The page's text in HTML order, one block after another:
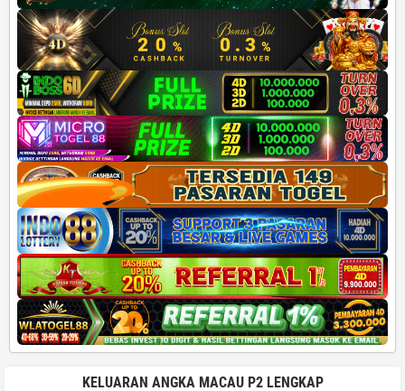
KELUARAN ANGKA MACAU P2 LENGKAP